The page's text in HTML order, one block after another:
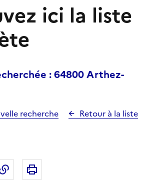
ici la liste
: 64800 Arthez-
recherche
Retour à la liste
Facebook
par email
Copier dans le presse-papier